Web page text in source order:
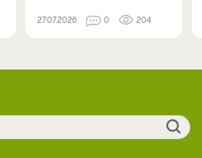
27.07.2026 0 204